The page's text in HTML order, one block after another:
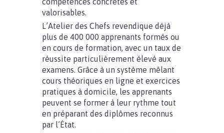
valorisables.
L’Atelier des Chefs revendique déjà
plus de 400 000 apprenants formés ou
en cours de formation, avec un taux de
réussite particulièrement élevé aux
examens. Grâce à un système mêlant
cours théoriques en ligne et exercices
pratiques à domicile, les apprenants
peuvent se former à leur rythme tout
en préparant des diplômes reconnus
par l’État.